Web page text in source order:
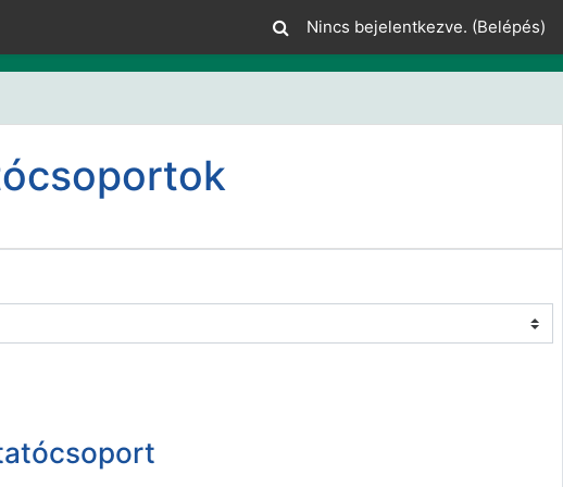
Nincs bejelentkezve. (Belépés)